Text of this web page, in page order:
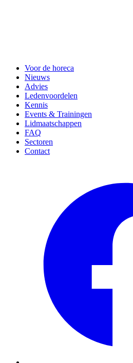
Voor de horeca
Nieuws
Advies
Ledenvoordelen
Kennis
Events & Trainingen
Lidmaatschappen
FAQ
Sectoren
Contact